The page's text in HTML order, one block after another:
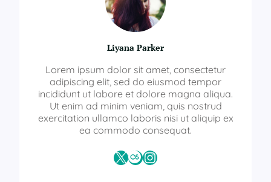
Liyana Parker
Lorem ipsum dolor sit amet, consectetur
adipiscing elit, sed do eiusmod tempor
incididunt ut labore et dolore magna aliqua.
Ut enim ad minim veniam, quis nostrud
exercitation ullamco laboris nisi ut aliquip ex
ea commodo consequat.
X Last.fmInstagram